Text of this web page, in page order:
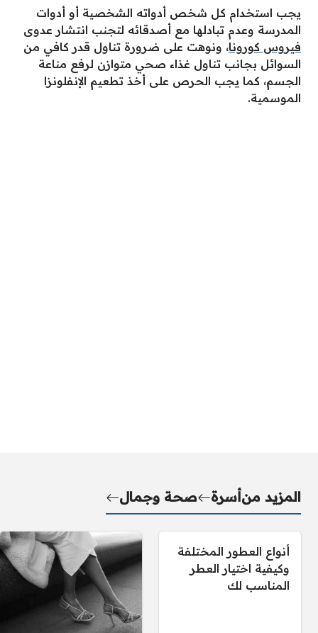
يجب استخدام كل شخص أدواته الشخصية أو أدوات
المدرسة وعدم تبادلها مع أصدقائه لتجنب انتشار عدوى
فيروس كورونا، ونوهت على ضرورة تناول قدر كافي من
السوائل بجانب تناول غذاء صحي متوازن لرفع مناعة
الجسم، كما يجب الحرص على أخذ تطعيم الإنفلونزا
الموسمية.
المزيد منأسرة صحة وجمال
أنواع العطور المختلفة
وكيفية اختيار العطر
المناسب لك